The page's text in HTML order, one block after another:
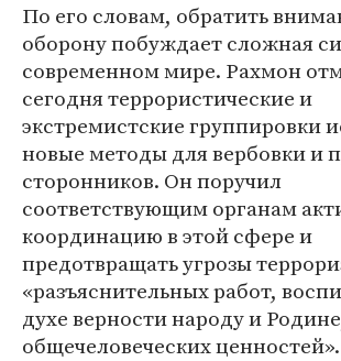
По его словам, обратить
оборону побуждает сложная
современном мире. Рахмон
сегодня террористические и
экстремистские группировки
новые методы для вербовки и
сторонников. Он поручил
соответствующим органам
координацию в этой сфере и
предотвращать угрозы
«разъяснительных работ,
духе верности народу и
общечеловеческих ценностей».